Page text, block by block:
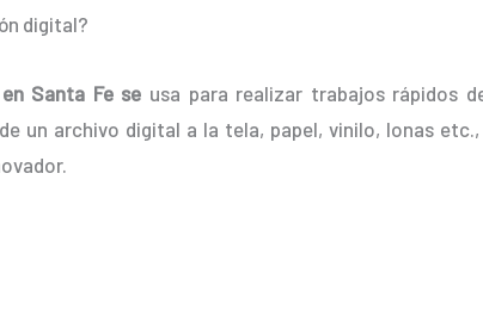
digital?
Santa Fe se usa para realizar trabajos rápidos
un archivo digital a la tela, papel, vinilo, lonas